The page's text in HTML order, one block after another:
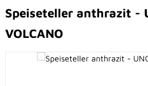
Bildergalerie überspringen
Speiseteller anthrazit -
VOLCANO